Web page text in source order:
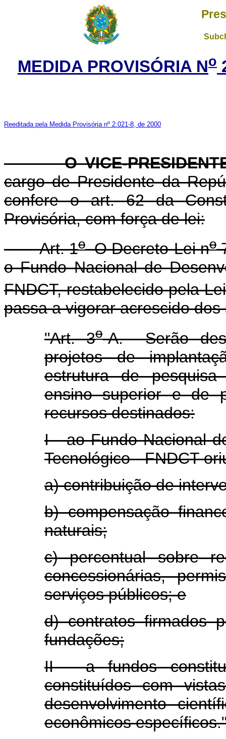
MEDIDA PROVISÓRIA No
Reeditada pela Medida Provisória nº 2.021-8, de 2000
O VICE-PRESIDENTE
cargo de Presidente da
confere o art. 62 da
Provisória, com força de lei:
Art. 1oO Decreto-Lei no
o Fundo Nacional de
FNDCT, restabelecido pela
passa a vigorar acrescido
"Art. 3o-A. Serão
projetos de
estrutura de
ensino superior e de
recursos destinados:
I - ao Fundo Nacional
Tecnológico - FNDCT
a) contribuição de
b) compensação
naturais;
c) percentual sobre
concessionárias,
serviços públicos; e
d) contratos firmados
fundações;
II - a fundos
constituídos com
desenvolvimento
econômicos